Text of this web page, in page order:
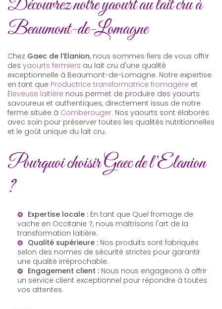
Découvrez notre yaourt au lait cru à
Beaumont-de-Lomagne
Chez Gaec de l’Elanion, nous sommes fiers de vous offrir
des yaourts fermiers au lait cru d'une qualité
exceptionnelle à Beaumont-de-Lomagne. Notre expertise
en tant que Productrice transformatrice fromagère et
Éleveuse laitière nous permet de produire des yaourts
savoureux et authentiques, directement issus de notre
ferme située à Comberouger. Nos yaourts sont élaborés
avec soin pour préserver toutes les qualités nutritionnelles
et le goût unique du lait cru.
Pourquoi choisir Gaec de l’Elanion
?
Expertise locale : En tant que Quel fromage de
vache en Occitanie ?, nous maîtrisons l'art de la
transformation laitière.
Qualité supérieure : Nos produits sont fabriqués
selon des normes de sécurité strictes pour garantir
une qualité irréprochable.
Engagement client : Nous nous engageons à offrir
un service client exceptionnel pour répondre à toutes
vos attentes.